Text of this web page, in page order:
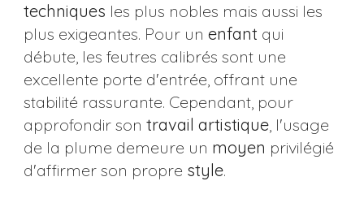
techniques les plus nobles mais aussi les
plus exigeantes. Pour un enfant qui
débute, les feutres calibrés sont une
excellente porte d'entrée, offrant une
stabilité rassurante. Cependant, pour
approfondir son travail artistique, l'usage
de la plume demeure un moyen privilégié
d'affirmer son propre style.